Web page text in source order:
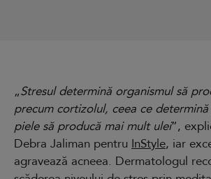
„Stresul determină organismul să
precum cortizolul, ceea ce
piele să producă mai mult ulei”,
Debra Jaliman pentru InStyle, iar
agravează acneea. Dermatologul